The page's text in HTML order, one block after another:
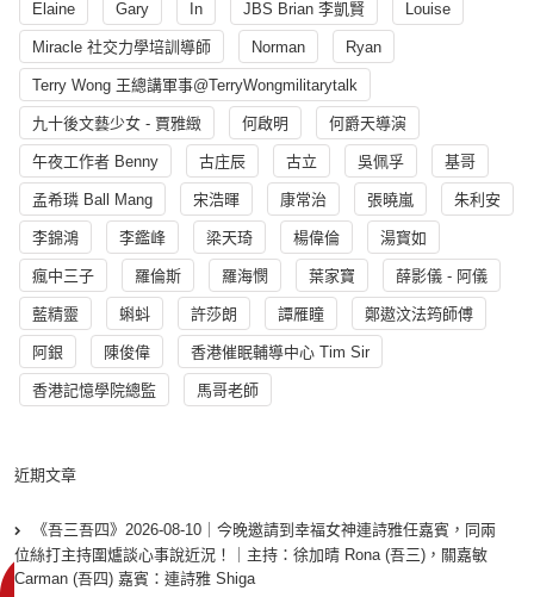
Elaine Gary In JBS Brian 李凱賢 Louise
Miracle 社交力學培訓導師 Norman Ryan
Terry Wong 王總講軍事@TerryWongmilitarytalk
九十後文藝少女 - 賈雅緻 何啟明 何爵天導演
午夜工作者 Benny 古庄辰 古立 吳佩孚 基哥
孟希璘 Ball Mang 宋浩暉 康常治 張曉嵐 朱利安
李錦鴻 李鑑峰 梁天琦 楊偉倫 湯寳如
瘋中三子 羅倫斯 羅海憫 葉家寶 薛影儀 - 阿儀
藍精靈 蝌蚪 許莎朗 譚雁瞳 鄭遨汶法筠師傅
阿銀 陳俊偉 香港催眠輔導中心 Tim Sir
香港記憶學院總監 馬哥老師
近期文章
《吾三吾四》2026-08-10｜今晚邀請到幸福女神連詩雅任嘉賓，同兩
位絲打主持圍爐談心事說近況！｜主持：徐加晴 Rona (吾三)，關嘉敏
Carman (吾四) 嘉賓：連詩雅 Shiga